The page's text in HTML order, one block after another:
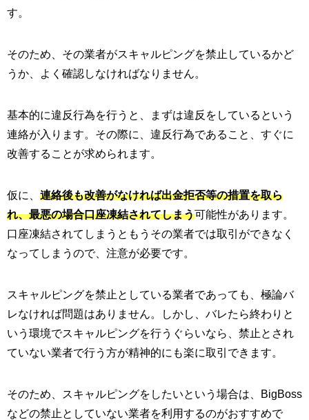
す。
そのため、その業者がスキャルピングを禁止しているかど
うか、よく確認しなければなりません。
基本的に違反行為を行うと、まずは違反をしているという
連絡が入ります。その際に、違反行為であること、すぐに
改善することが求められます。
仮に、 連絡後も改善がなければ出金拒否等の措置を取ら
れ、最悪の場合口座凍結されてしまう可能性があります。
口座凍結されてしまうともうその業者では取引ができなく
なってしまうので、注意が必要です。
スキャルピングを禁止としている業者であっても、極論バ
レなければ問題はありません。しかし、バレたら終わりと
いう環境でスキャルピングを行うぐらいなら、禁止とされ
ていない業者で行う方が精神的にも楽に取引できます。
そのため、スキャルピングをしたいという場合は、BigBoss
などの禁止としていない業者を利用するのがおすすめで